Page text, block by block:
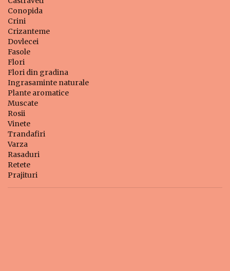
Conopida
Crini
Crizanteme
Dovlecei
Fasole
Flori
Flori din gradina
Ingrasaminte naturale
Plante aromatice
Muscate
Rosii
Vinete
Trandafiri
Varza
Rasaduri
Retete
Prajituri